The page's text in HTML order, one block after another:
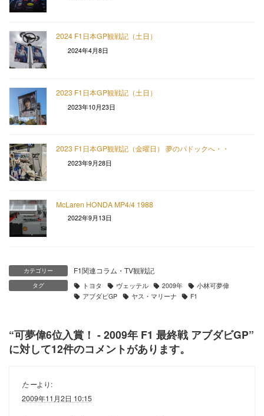
2024 F1日本GP観戦記（土日）
2024年4月8日
2023 F1日本GP観戦記（土日）
2023年10月23日
2023 F1日本GP観戦記（金曜日） 夢のパドックへ・・
2023年9月28日
McLaren HONDA MP4/4 1988
2022年9月13日
カテゴリー F1関連コラム・TV観戦記
タグ トヨタ ヴェッテル 2009年
小林可夢偉
アブダビGP
ヤス・マリーナ F1
“可夢偉6位入賞！ - 2009年 F1 最終戦 アブダビGP”
に対して12件のコメントがあります。
たーより:
2009年11月2日 10:15